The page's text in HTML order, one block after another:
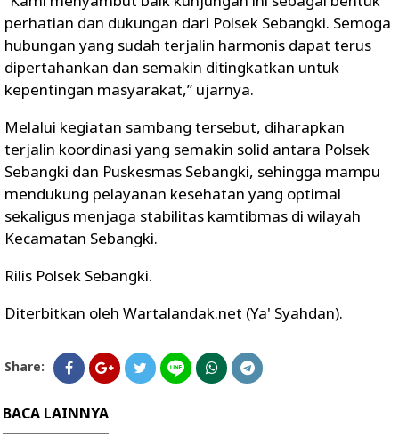
perhatian dan dukungan dari Polsek Sebangki. Semoga
hubungan yang sudah terjalin harmonis dapat terus
dipertahankan dan semakin ditingkatkan untuk
kepentingan masyarakat,” ujarnya.
Melalui kegiatan sambang tersebut, diharapkan
terjalin koordinasi yang semakin solid antara Polsek
Sebangki dan Puskesmas Sebangki, sehingga mampu
mendukung pelayanan kesehatan yang optimal
sekaligus menjaga stabilitas kamtibmas di wilayah
Kecamatan Sebangki.
Rilis Polsek Sebangki.
Diterbitkan oleh Wartalandak.net (Ya' Syahdan).
Share:
BACA LAINNYA